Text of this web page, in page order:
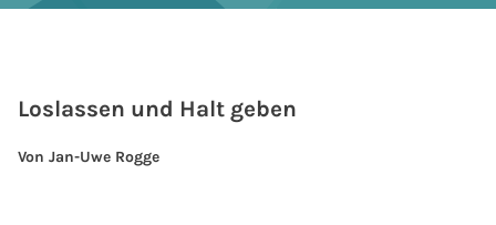
Loslassen und Halt geben
Von Jan-Uwe Rogge